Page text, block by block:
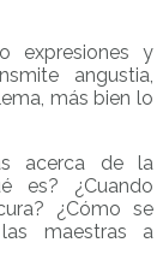
expresiones y
angustia,
más bien lo
acerca de la
es? ¿Cuando
¿Cómo se
maestras a